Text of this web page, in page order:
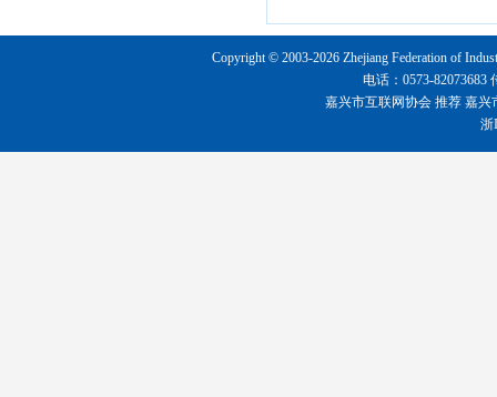
Copyright © 2003-2026 Zhejiang Federation of
电话：0573-82073683
嘉兴市互联网协会 推荐嘉兴
浙